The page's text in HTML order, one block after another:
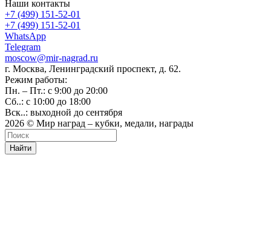
Наши контакты
+7 (499) 151-52-01
+7 (499) 151-52-01
WhatsApp
Telegram
moscow@mir-nagrad.ru
г. Москва, Ленинградский проспект, д. 62.
Режим работы:
Пн. – Пт.: с 9:00 до 20:00
Сб..: с 10:00 до 18:00
Вск..: выходной до сентября
2026 © Мир наград – кубки, медали, награды
Найти